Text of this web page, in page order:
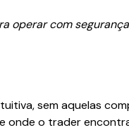
operar com
sem aquelas
onde o trader